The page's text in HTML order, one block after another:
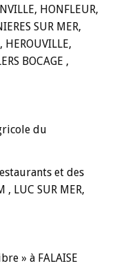
HONFLEUR,
SUR MER,
HEROUVILLE,
BOCAGE ,
du
et des
LUC SUR MER,
» à FALAISE